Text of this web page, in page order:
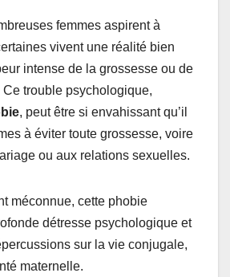
femmes aspirent à
vivent une réalité bien
intense de la grossesse ou de
Ce trouble psychologique,
, peut être si envahissant qu’il
à éviter toute grossesse, voire
ou aux relations sexuelles.
méconnue, cette phobie
détresse psychologique et
sur la vie conjugale,
maternelle.